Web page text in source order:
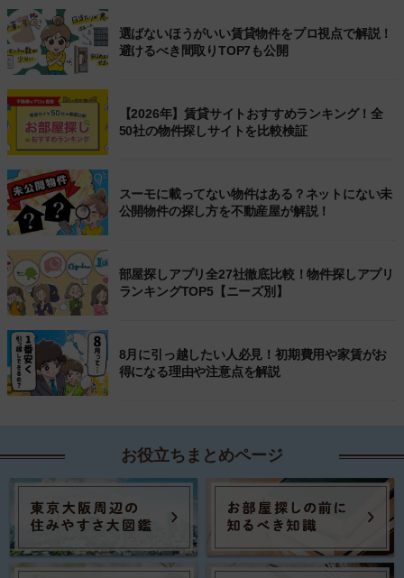
選ばないほうがいい賃貸物件をプロ視点で解説！
避けるべき間取りTOP7も公開
【2026年】賃貸サイトおすすめランキング！全
50社の物件探しサイトを比較検証
スーモに載ってない物件はある？ネットにない未
公開物件の探し方を不動産屋が解説！
部屋探しアプリ全27社徹底比較！物件探しアプリ
ランキングTOP5【ニーズ別】
8月に引っ越したい人必見！初期費用や家賃がお
得になる理由や注意点を解説
お役立ちまとめページ